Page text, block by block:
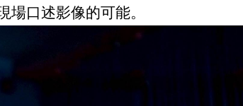
場口述影像的可能。